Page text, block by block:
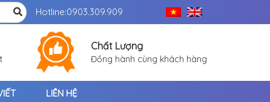
Hotline:0903.309.909
Chất Lượng
Đồng hành cùng khách hàng
LIÊN HỆ